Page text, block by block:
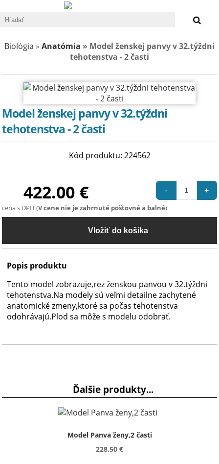
Biológia » Anatómia » Model ženskej panvy v 32.týždni
tehotenstva - 2 časti
Model ženskej panvy v 32.týždni
tehotenstva - 2 časti
Kód produktu: 224562
422.00 € +
-
cena s DPH (V cene nie je zahrnuté poštovné a balné)
Popis produktu
Tento model zobrazuje,rez ženskou panvou v 32.týždni
tehotenstva.Na modely sú veľmi detailne zachytené
anatomické zmeny,ktoré sa počas tehotenstva
odohrávajú.Plod sa môže s modelu odobrať.
Ďalšie produkty...
Model Panva ženy,2 časti
228.50 €